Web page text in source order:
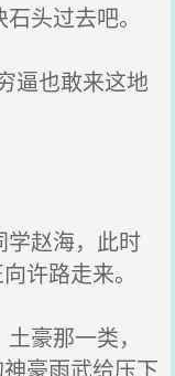
头过去吧。
逼也敢来这地
赵海，此时
许路走来。
豪那一类，
豪雨武给压下